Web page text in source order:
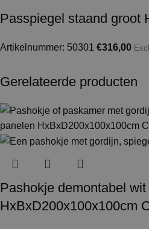
Passpiegel staand groot
Artikelnummer: 50301 €316,00
Gerelateerde producten
Pashokje demontabel wit
HxBxD200x100x100cm